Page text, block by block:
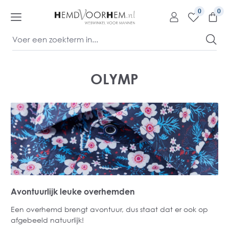
0
OLYMP
Avontuurlijk leuke overhemden
Een overhemd brengt avontuur, dus staat dat er ook op
afgebeeld natuurlijk!